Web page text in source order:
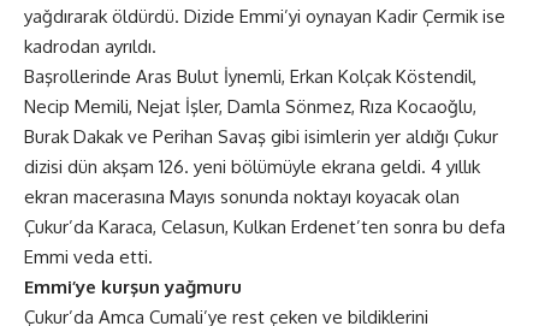
yağdırarak öldürdü. Dizide Emmi’yi oynayan Kadir Çermik ise
kadrodan ayrıldı.
Başrollerinde Aras Bulut İynemli, Erkan Kolçak Köstendil,
Necip Memili, Nejat İşler, Damla Sönmez, Rıza Kocaoğlu,
Burak Dakak ve Perihan Savaş gibi isimlerin yer aldığı Çukur
dizisi dün akşam 126. yeni bölümüyle ekrana geldi. 4 yıllık
ekran macerasına Mayıs sonunda noktayı koyacak olan
Çukur’da Karaca, Celasun, Kulkan Erdenet’ten sonra bu defa
Emmi veda etti.
Emmi’ye kurşun yağmuru
Çukur’da Amca Cumali’ye rest çeken ve bildiklerini